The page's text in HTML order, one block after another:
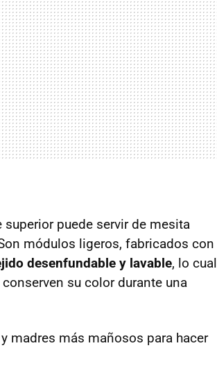
puede servir de mesita
módulos ligeros, fabricados con
desenfundable y lavable, lo cual
su color durante una
madres más mañosos para hacer